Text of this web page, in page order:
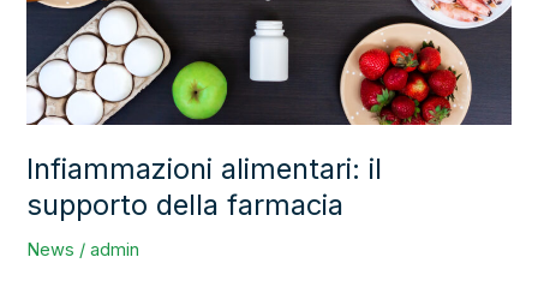
Infiammazioni alimentari: il
supporto della farmacia
News /admin
farmacia